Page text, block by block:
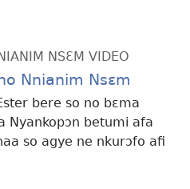
NSƐM VIDEO
Nnianim Nsɛm
bere so no bɛma
Nyankopɔn betumi afa
so agye ne nkurɔfo afi